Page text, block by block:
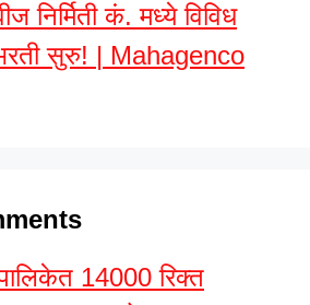
निर्मिती कं. मध्ये विविध
भरती सुरु! | Mahagenco
14000 रिक्त